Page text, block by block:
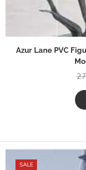
Azur Lane PVC
SALE